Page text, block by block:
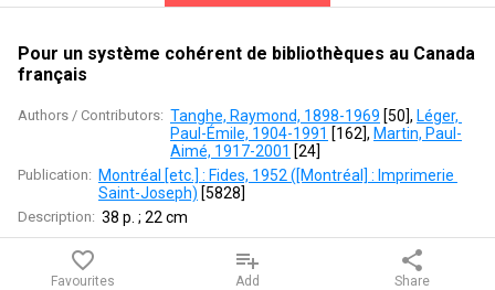
bibliothèques
au
Canada
Pour un système cohérent de bibliothèques au Canada
français
Authors / Contributors: Tanghe, Raymond, 1898-1969 [50], Léger,
Paul-Émile, 1904-1991 [162], Martin, Paul-
Aimé, 1917-2001 [24]
Publication: Montréal [etc.] : Fides, 1952 ([Montréal] : Imprimerie
Saint-Joseph) [5828]
Description: 38 p. ; 22 cm
favorite_border
Favourites
playlist_add
Add
share
Share